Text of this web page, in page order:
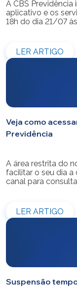
A CBS Previdência
aplicativo e os
18h do dia 21/07
entre os dias 22/
simulações e
LER ARTIGO
Veja como
Previdência
A área restrita do
facilitar o seu dia a
canal para
LER ARTIGO
Suspensão